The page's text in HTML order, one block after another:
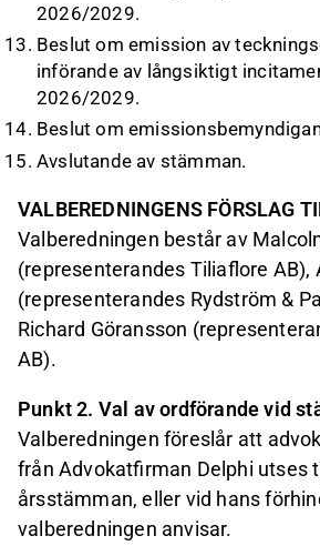
2026/2029.
Beslut om emission av
införande av långsiktigt
2026/2029.
Beslut om
Avslutande av stämman.
VALBEREDNINGENS FÖRSLAG
Valberedningen består av
(representerandes Tiliaflore AB),
(representerandes Rydström &
Richard Göransson
AB).
Punkt 2. Val av ordförande vid
Valberedningen föreslår att
från Advokatfirman Delphi utses
årsstämman, eller vid hans
valberedningen anvisar.